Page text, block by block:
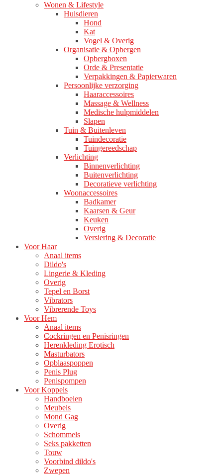
Wonen & Lifestyle
Huisdieren
Hond
Kat
Vogel & Overig
Organisatie & Opbergen
Opbergboxen
Orde & Presentatie
Verpakkingen & Papierwaren
Persoonlijke verzorging
Haaraccessoires
Massage & Wellness
Medische hulpmiddelen
Slapen
Tuin & Buitenleven
Tuindecoratie
Tuingereedschap
Verlichting
Binnenverlichting
Buitenverlichting
Decoratieve verlichting
Woonaccessoires
Badkamer
Kaarsen & Geur
Keuken
Overig
Versiering & Decoratie
Voor Haar
Anaal items
Dildo's
Lingerie & Kleding
Overig
Tepel en Borst
Vibrators
Vibrerende Toys
Voor Hem
Anaal items
Cockringen en Penisringen
Herenkleding Erotisch
Masturbators
Opblaaspoppen
Penis Plug
Penispompen
Voor Koppels
Handboeien
Meubels
Mond Gag
Overig
Schommels
Seks pakketten
Touw
Voorbind dildo's
Zwepen